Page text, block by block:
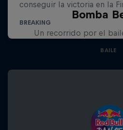
Bomba
Un recorrido por el
BAILE